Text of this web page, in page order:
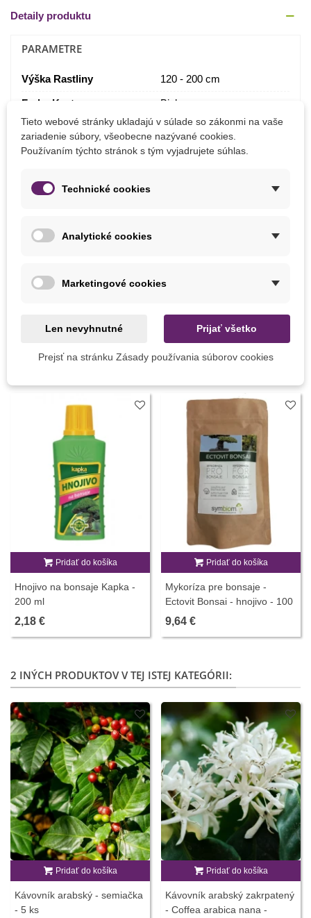
Detaily produktu
PARAMETRE
Výška Rastliny 120 - 200 cm
Farba Kvetu Biela
Stanovište
Polotieň
Slnečné
Farba Plodu
Pestovanie
Trvalky
MOHLI BYSTE EŠTE POTREBOVAŤ
Pridať do košíka
Hnojivo na bonsaje Kapka -
200 ml
2,18 €
Pridať do košíka
Mykoríza pre bonsaje -
Ectovit Bonsai - hnojivo - 100
g
9,64 €
2 INÝCH PRODUKTOV V TEJ ISTEJ KATEGÓRII:
Pridať do košíka
Kávovník arabský - semiačka
- 5 ks
Pridať do košíka
Kávovník arabský zakrpatený
- Coffea arabica nana -
Tieto webové stránky ukladajú v súlade so zákonmi na vaše
zariadenie súbory, všeobecne nazývané cookies.
Používaním týchto stránok s tým vyjadrujete súhlas.
Technické cookies
Analytické cookies
Marketingové cookies
Len nevyhnutné Prijať všetko
Prejsť na stránku Zásady používania súborov cookies